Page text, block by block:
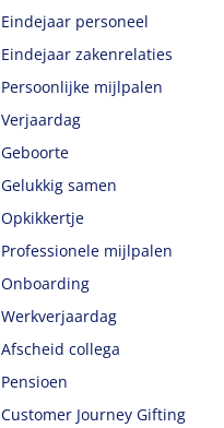
Eindejaar personeel
Eindejaar zakenrelaties
Persoonlijke mijlpalen
Verjaardag
Geboorte
Gelukkig samen
Opkikkertje
Professionele mijlpalen
Onboarding
Werkverjaardag
Afscheid collega
Pensioen
Customer Journey Gifting